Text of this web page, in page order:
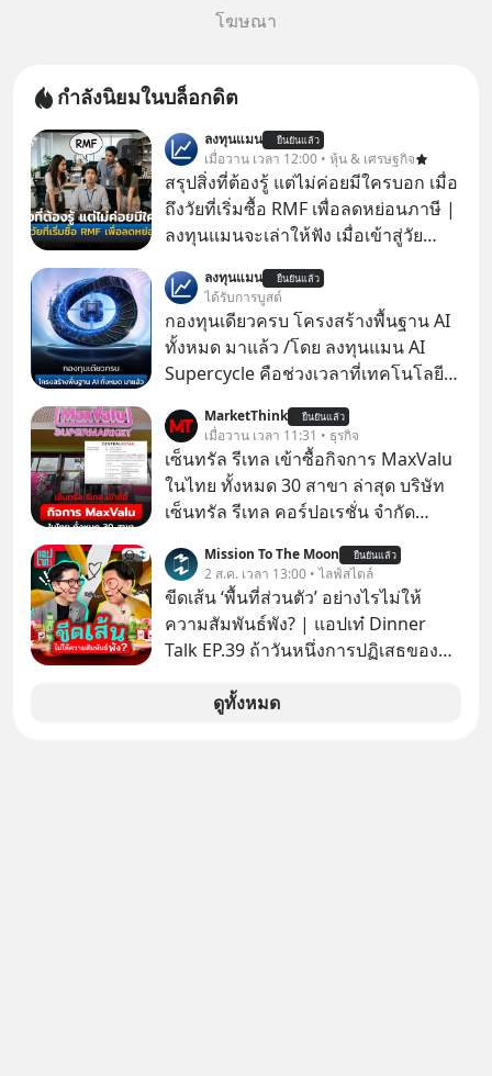
โฆษณา
กำลังนิยมในบล็อกดิต
ลงทุนแมน ยืนยันแล้ว
เมื่อวาน เวลา 12:00 • หุ้น & เศรษฐกิจ
สรุปสิ่งที่ต้องรู้ แต่ไม่ค่อยมีใครบอก เมื่อ
ถึงวัยที่เริ่มซื้อ RMF เพื่อลดหย่อนภาษี |
ลงทุนแมนจะเล่าให้ฟัง เมื่อเข้าสู่วัย
ภาษี หลายคนมักได้รับคำแนะนำให้
ลงทุนใน RMF เพราะนอกจากจะช่วยลด
หย่อนภาษีได้แล้ว ยังเป็นโอกาสในการ
สร้างความมั่งคั่งระยะยาว แต่น้อยคน
อะไรบ้าง ควรดู ตรงไหน ทำอย่างไร ถึง
จะดีกับเรา แล้วเราควรรู้ข้อมูลอะไร
เกี่ยวกับ RMF บ้าง เพื่อให้นำไปใช้ต่อได้
จริง ๆ ลงทุนแมนจะเล่าให้ฟัง
ลงทุนแมน ยืนยันแล้ว
ได้รับการบูสต์
กองทุนเดียวครบ โครงสร้างพื้นฐาน AI
ทั้งหมด มาแล้ว /โดย ลงทุนแมน AI
Supercycle คือช่วงเวลาที่เทคโนโลยี
เคลื่อนหลัก ของการเติบโตทาง
เศรษฐกิจ และวิถีชีวิตของผู้คนอย่าง
ยาวนานต่อจากนี้
MarketThink ยืนยันแล้ว
เมื่อวาน เวลา 11:31 • ธุรกิจ
เซ็นทรัล รีเทล เข้าซื้อกิจการ MaxValu
ในไทย ทั้งหมด 30 สาขา ล่าสุด บริษัท
เซ็นทรัล รีเทล คอร์ปอเรชั่น จํากัด
ตลาดหลักทรัพย์แห่งประเทศไทยว่า ได้
เข้าทำการเข้าถือหุ้นในบริษัท อิออน
(ไทยแลนด์) จำกัด เจ้าของ MaxValu ใน
ไทย
Mission To The Moon ยืนยันแล้ว
2 ส.ค. เวลา 13:00 • ไลฟ์สไตล์
ขีดเส้น ‘พื้นที่ส่วนตัว’ อย่างไรไม่ให้
ความสัมพันธ์พัง? | แอปเท๋ Dinner
Talk EP.39 ถ้าวันหนึ่งการปฏิเสธของ
ตั้งกำแพงใส่และมองว่าเราเห็นแก่ตัวทั้ง
ดูทั้งหมด